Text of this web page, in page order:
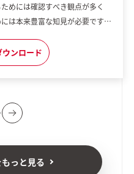
めには確認すべき観点が多く
は本来豊富な知見が必要です。
単に重要な観点を押さえなが
ックシートをご用意しまし
ンロード
っと見る